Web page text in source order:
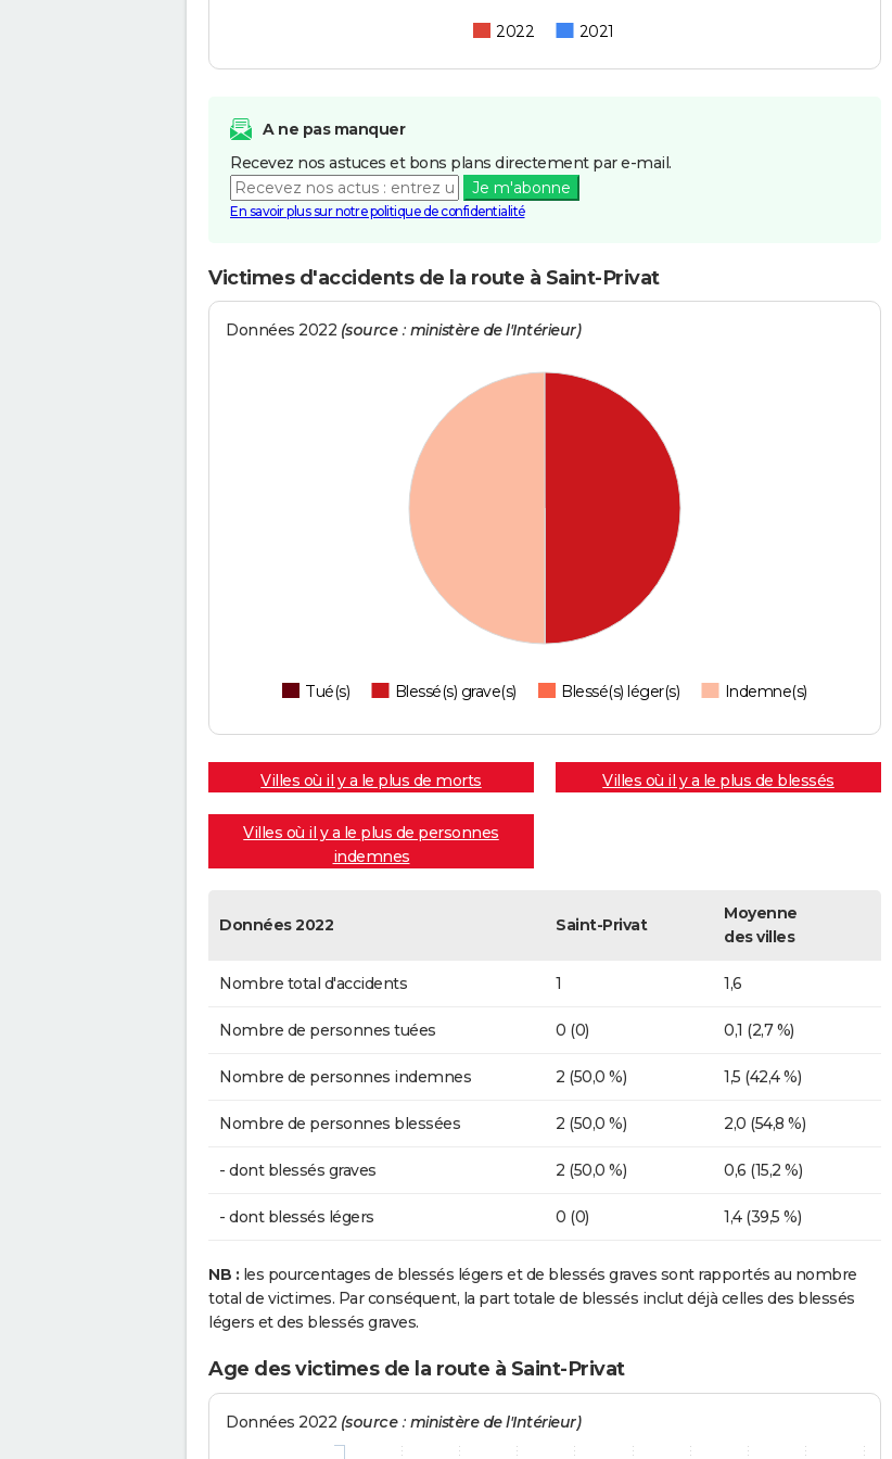
2022 2021
A ne pas manquer
Recevez nos astuces et bons plans directement par e-mail.
Je m'abonne
En savoir plus sur notre politique de confidentialité
Victimes d'accidents de la route à Saint-Privat
Données 2022 (source : ministère de l'Intérieur)
Tué(s) Blessé(s) grave(s) Blessé(s) léger(s) Indemne(s)
Villes où il y a le plus de morts Villes où il y a le plus de blessés
Villes où il y a le plus de personnes
indemnes
Données 2022 Saint-Privat
Moyenne
des villes
Nombre total d'accidents 1 1,6
Nombre de personnes tuées 0 (0) 0,1 (2,7 %)
Nombre de personnes indemnes 2 (50,0 %) 1,5 (42,4 %)
Nombre de personnes blessées 2 (50,0 %) 2,0 (54,8 %)
- dont blessés graves 2 (50,0 %) 0,6 (15,2 %)
- dont blessés légers 0 (0) 1,4 (39,5 %)
NB : les pourcentages de blessés légers et de blessés graves sont rapportés au nombre
total de victimes. Par conséquent, la part totale de blessés inclut déjà celles des blessés
légers et des blessés graves.
Age des victimes de la route à Saint-Privat
Données 2022 (source : ministère de l'Intérieur)